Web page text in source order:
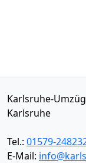
Karlsruhe-
Karlsruhe
Tel.: 01579-
E-Mail: